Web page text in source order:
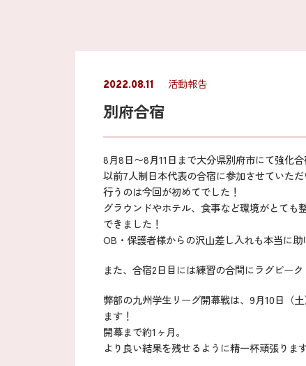
2022.08.11 活動報告
別府合宿
8月8日〜8月11日まで大分県別府市にて強化
以前7人制日本代表の合宿に参加させていた
行うのは今回が初めてでした！
グラウンドやホテル、食事など環境がとて
できました！
OB・保護者様からの沢山差し入れも本当に
また、合宿2日目には練習の合間にラグビー
弊部の九州学生リーグ開幕戦は、9月10日（
ます！
開幕まで約1ヶ月。
より良い結果を残せるように精一杯頑張りま